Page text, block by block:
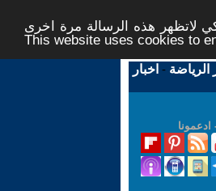
لاتظهر هذه الرسالة مرة اخرى -
This website uses cookies to
الرياضة - اخبار
ادعمونا